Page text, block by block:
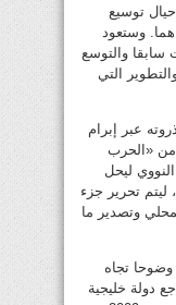
التعاون مع مجموعة «5+1» حيال توسيع
وستعود
%5 و%20 كما كانت سابقا والتوسع
التي
عبر إبرام
من «الحرب
ليحل
ليتم تحرير جزء
وتصدير ما
تجاه
دولة خليجية